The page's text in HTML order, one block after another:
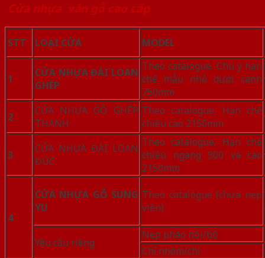
Cửa nhựa vân gỗ cao cấp
STT LOẠI CỬA MODEL
1
CỬA NHỰA ĐÀI LOAN
GHÉP
Theo catalogue. Chú ý hạn
chế mẫu nhỏ dưới cánh
750mm
2
CỬA NHỰA GỖ GHÉP
THANH
Theo catalogue. Hạn chế
chiều cao 2150mm
3
CỬA NHỰA ĐÀI LOAN
ĐÚC
Theo catalogue. Hạn chế
chiều ngang 900 và cao
2150mm
4
CỬA NHỰA GỖ SUNG
YU
Theo catalogue (chưa nẹp
viền)
Yêu cầu riêng
Nẹp phào nổi/bộ
Chỉ nhôm/chỉ